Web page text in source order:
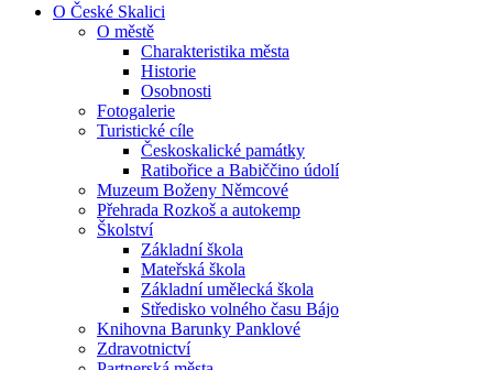
O České Skalici
O městě
Charakteristika města
Historie
Osobnosti
Fotogalerie
Turistické cíle
Českoskalické památky
Ratibořice a Babiččino údolí
Muzeum Boženy Němcové
Přehrada Rozkoš a autokemp
Školství
Základní škola
Mateřská škola
Základní umělecká škola
Středisko volného času Bájo
Knihovna Barunky Panklové
Zdravotnictví